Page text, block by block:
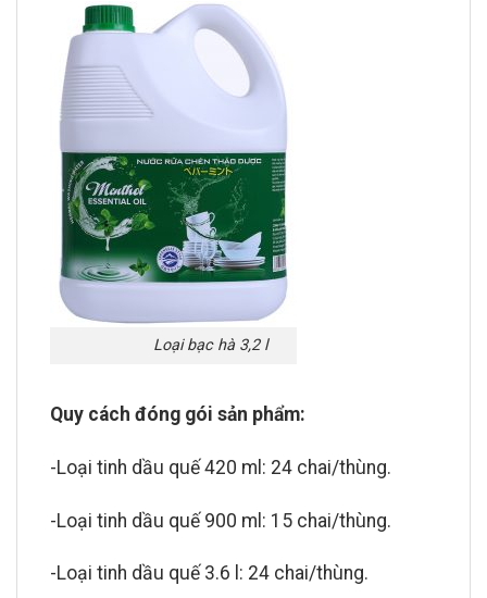
Loại bạc hà 3,2 l
Quy cách đóng gói sản phẩm:
-Loại tinh dầu quế 420 ml: 24 chai/thùng.
-Loại tinh dầu quế 900 ml: 15 chai/thùng.
-Loại tinh dầu quế 3.6 l: 24 chai/thùng.